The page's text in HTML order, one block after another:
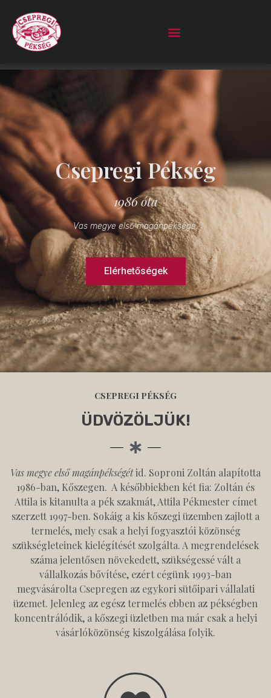
Csepregi Pékség
1986 óta
Vas megye első magánpéksége.
Elérhetőségek
CSEPREGI PÉKSÉG
ÜDVÖZÖLJÜK!
Vas megye első magánpékségétid. Soproni Zoltán alapította
1986-ban, Kőszegen. A későbbiekben két fia: Zoltán és
Attila is kitanulta a pék szakmát, Attila Pékmester címet
szerzett 1997-ben. Sokáig a kis kőszegi üzemben zajlott a
termelés, mely csak a helyi fogyasztói közönség
szükségleteinek kielégítését szolgálta. A megrendelések
száma jelentősen növekedett, szükségessé vált a
vállalkozás bővítése, ezért cégünk 1993-ban
megvásárolta Csepregen az egykori sütőipari vállalati
üzemet. Jelenleg az egész termelés ebben az pékségben
koncentrálódik, a kőszegi üzletben ma már csak a helyi
vásárlóközönség kiszolgálása folyik.